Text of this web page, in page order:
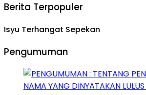
Berita Terpopuler
Isyu Terhangat Sepekan
Pengumuman